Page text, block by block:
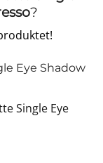
?
Eye Shadow
Single Eye